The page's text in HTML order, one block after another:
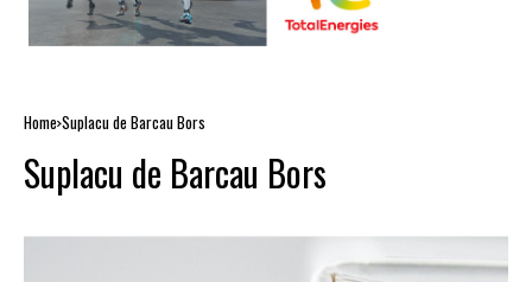
Home Suplacu de Barcau Bors
Suplacu de Barcau Bors